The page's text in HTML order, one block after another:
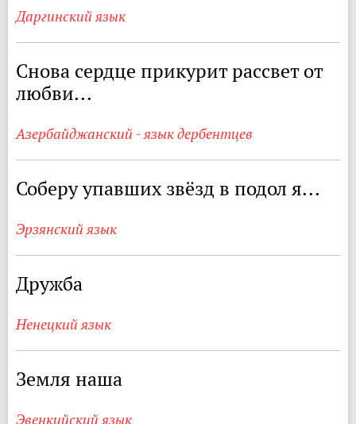
Даргинский язык
Снова сердце прикурит рассвет от
любви...
Азербайджанский - язык дербентцев
Соберу упавших звёзд в подол я...
Эрзянский язык
Дружба
Ненецкий язык
Земля наша
Эвенкийский язык